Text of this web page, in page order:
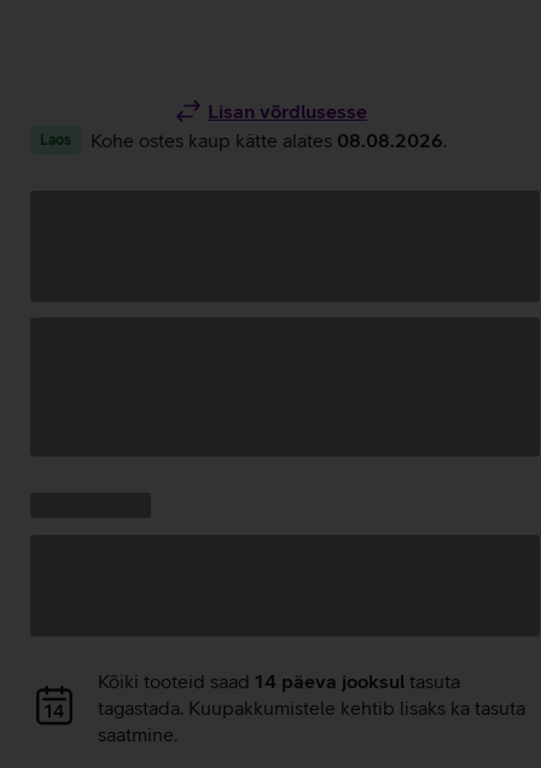
Lisan võrdlusesse
Laos Kohe ostes kaup kätte alates 08.08.2026
Andmete
laadimine
Kõiki tooteid saad 14 päeva jooksul tasuta
tagastada. Kuupakkumistele kehtib lisaks ka tasuta
saatmine.